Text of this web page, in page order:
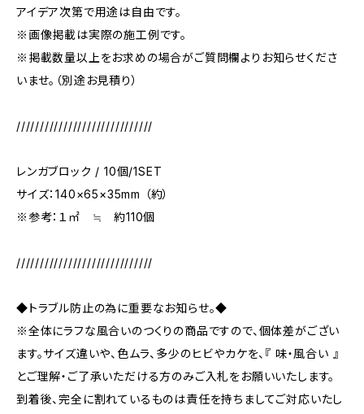
アイデア次第で用途は自由です。
※画像掲載は実際の施工例です。
※掲載数量以上をお求めの場合がご質問欄よりお知らせくださ
いませ。（別途お見積り）
/////////////////////////////
レンガブロック / 10個/1SET
サイズ：140×65×35mm （約）
※参考：１㎡ ≒ 約110個
/////////////////////////////
◆トラブル防止の為に重要なお知らせ。◆
※全体にラフな風合いのつくりの商品ですので、個体差がござい
ます。サイズ違いや、色ムラ、多少のヒビやカケを、『 味・風合い 』
とご理解・ご了承いただける方のみご入札をお願いいたします。
到着後、完全に割れているものは責任を持ちましてご対応いたし